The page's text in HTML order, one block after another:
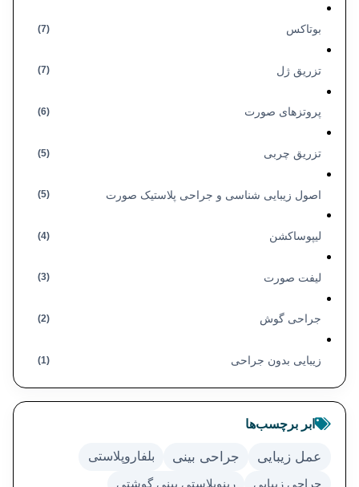
بوتاکس (7)
تزریق ژل (7)
پروتزهای صورت (6)
تزریق چربی (5)
اصول زیبایی شناسی و جراحی پلاستیک صورت (5)
لیپوساکشن (4)
لیفت صورت (3)
جراحی گوش (2)
زیبایی بدون جراحی (1)
ابر برچسب‌ها
عمل زیبایی جراحی بینی بلفاروپلاستی
جراحی زیبایی
رینوپلاستی بینی گوشتی